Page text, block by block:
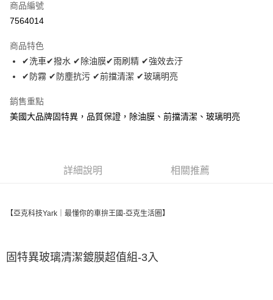
超商取貨付款
Apple Pay
街口支付
悠遊付
AFTEE先享後付
AFTEE先享後付是「在收到商品之後才付款」的支付方式。 讓您購物簡單
３．安心：先確認商品／服務後，再付款。
ATM付款
全家取貨付款 (運費60$)
商品編號
7564014
商品特色
✔洗車✔撥水 ✔除油膜✔雨刷精 ✔強效去汙
✔防霧 ✔防塵抗污 ✔前擋清潔 ✔玻璃明亮
銷售重點
美國大品牌固特異，品質保證，除油膜、前擋清潔、玻璃明亮
詳細說明 相關推薦
【亞克科技Yark｜最懂你的車拚王國-亞克生活圈】
固特異玻璃清潔鍍膜超值組-3入